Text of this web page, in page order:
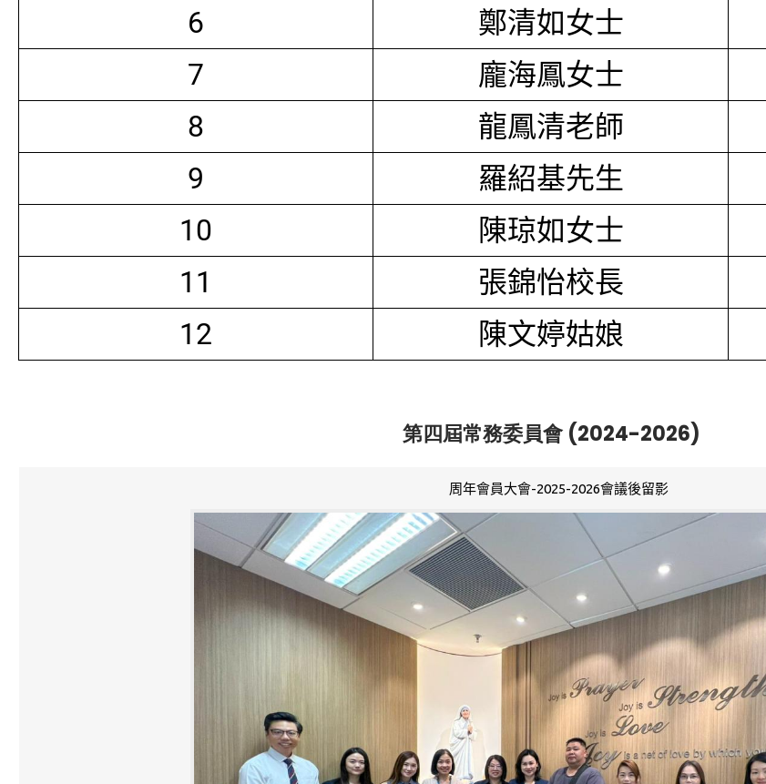
6
鄭清如女士
7
龐海鳳女士
8
龍鳳清老師
9
羅紹基先生
10
陳琼如女士
11
張錦怡校長
12
陳文婷姑娘
第四屆常務委員會 (2024-2026)
周年會員大會-2025-2026會議後留影